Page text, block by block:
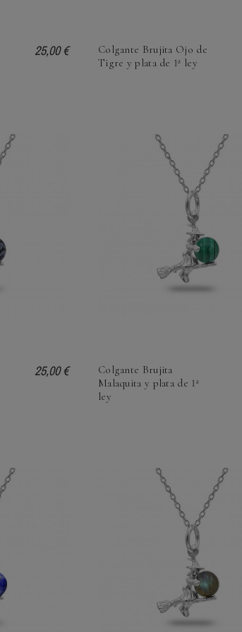
25,00 €
Colgante Brujita Ojo de
Tigre y plata de 1ª ley
25,00 €
Colgante Brujita
Malaquita y plata de 1ª
ley